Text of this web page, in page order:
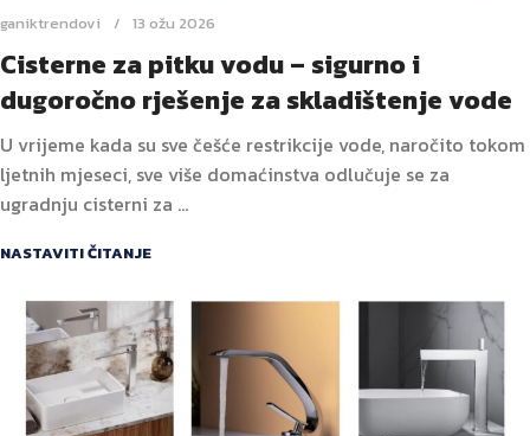
ganiktrendovi 13 ožu 2026
Cisterne za pitku vodu – sigurno i
dugoročno rješenje za skladištenje vode
U vrijeme kada su sve češće restrikcije vode, naročito tokom
ljetnih mjeseci, sve više domaćinstva odlučuje se za
ugradnju cisterni za ...
NASTAVITI ČITANJE